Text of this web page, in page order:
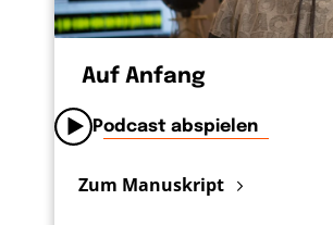
Auf Anfang
Podcast abspielen
Zum Manuskript